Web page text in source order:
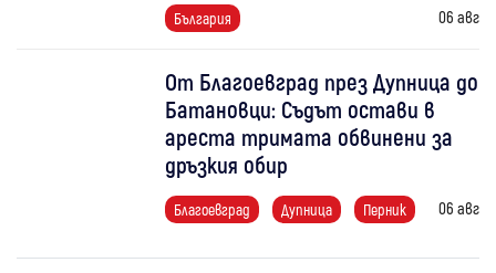
България 06 авг
От Благоевград през Дупница до
Батановци: Съдът остави в
ареста тримата обвинени за
дръзкия обир
Благоевград Дупница Перник 06 авг